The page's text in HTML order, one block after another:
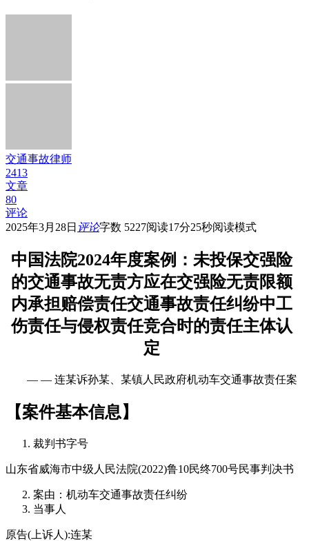
交通事故律师
2413
文章
80
评论
2025年3月28日 评论字数 5227阅读17分25秒阅读模式
中国法院2024年度案例：未投保交强险
的交通事故无责方应在交强险无责限额
内承担赔偿责任交通事故责任纠纷中工
伤责任与侵权责任竞合时的责任主体认
定
— — 连某诉孙某、某镇人民政府机动车交通事故责任案
【案件基本信息】
裁判书字号
山东省威海市中级人民法院(2022)鲁10民终700号民事判决书
案由：机动车交通事故责任纠纷
当事人
原告(上诉人):连某